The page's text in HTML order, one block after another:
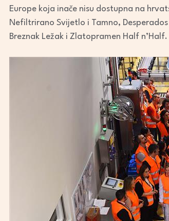
Europe koja inače nisu dostupna na
Nefiltrirano Svijetlo i Tamno,
Breznak Ležak i Zlatopramen Half n’Half.